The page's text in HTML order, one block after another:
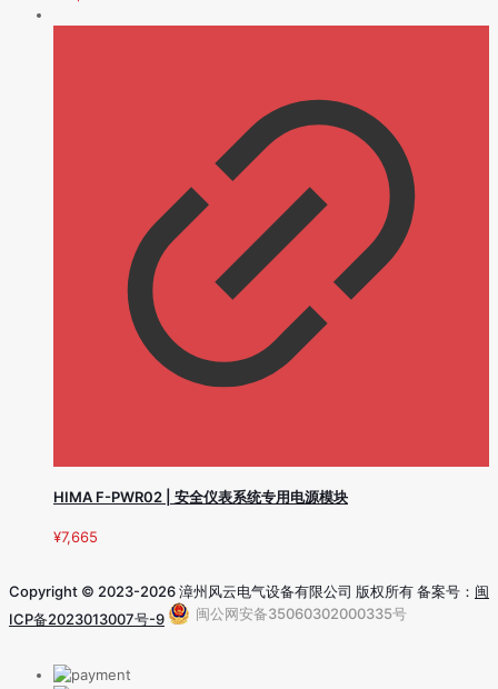
HIMA F-PWR02 | 安全仪表系统专用电源模块
¥7,665
Copyright © 2023-2026 漳州风云电气设备有限公司 版权所有 备案号： 闽
ICP备2023013007号-9
闽公网安备35060302000335号